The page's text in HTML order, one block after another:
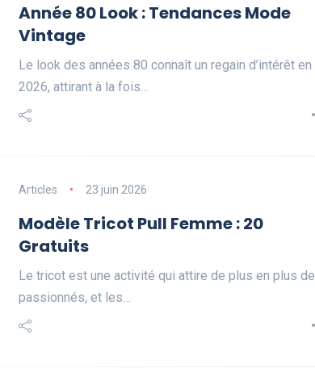
Année 80 Look : Tendances Mode
Vintage
Le look des années 80 connaît un regain d’intérêt en
2026, attirant à la fois…
Articles 23 juin 2026
Modèle Tricot Pull Femme : 20
Gratuits
Le tricot est une activité qui attire de plus en plus de
passionnés, et les…